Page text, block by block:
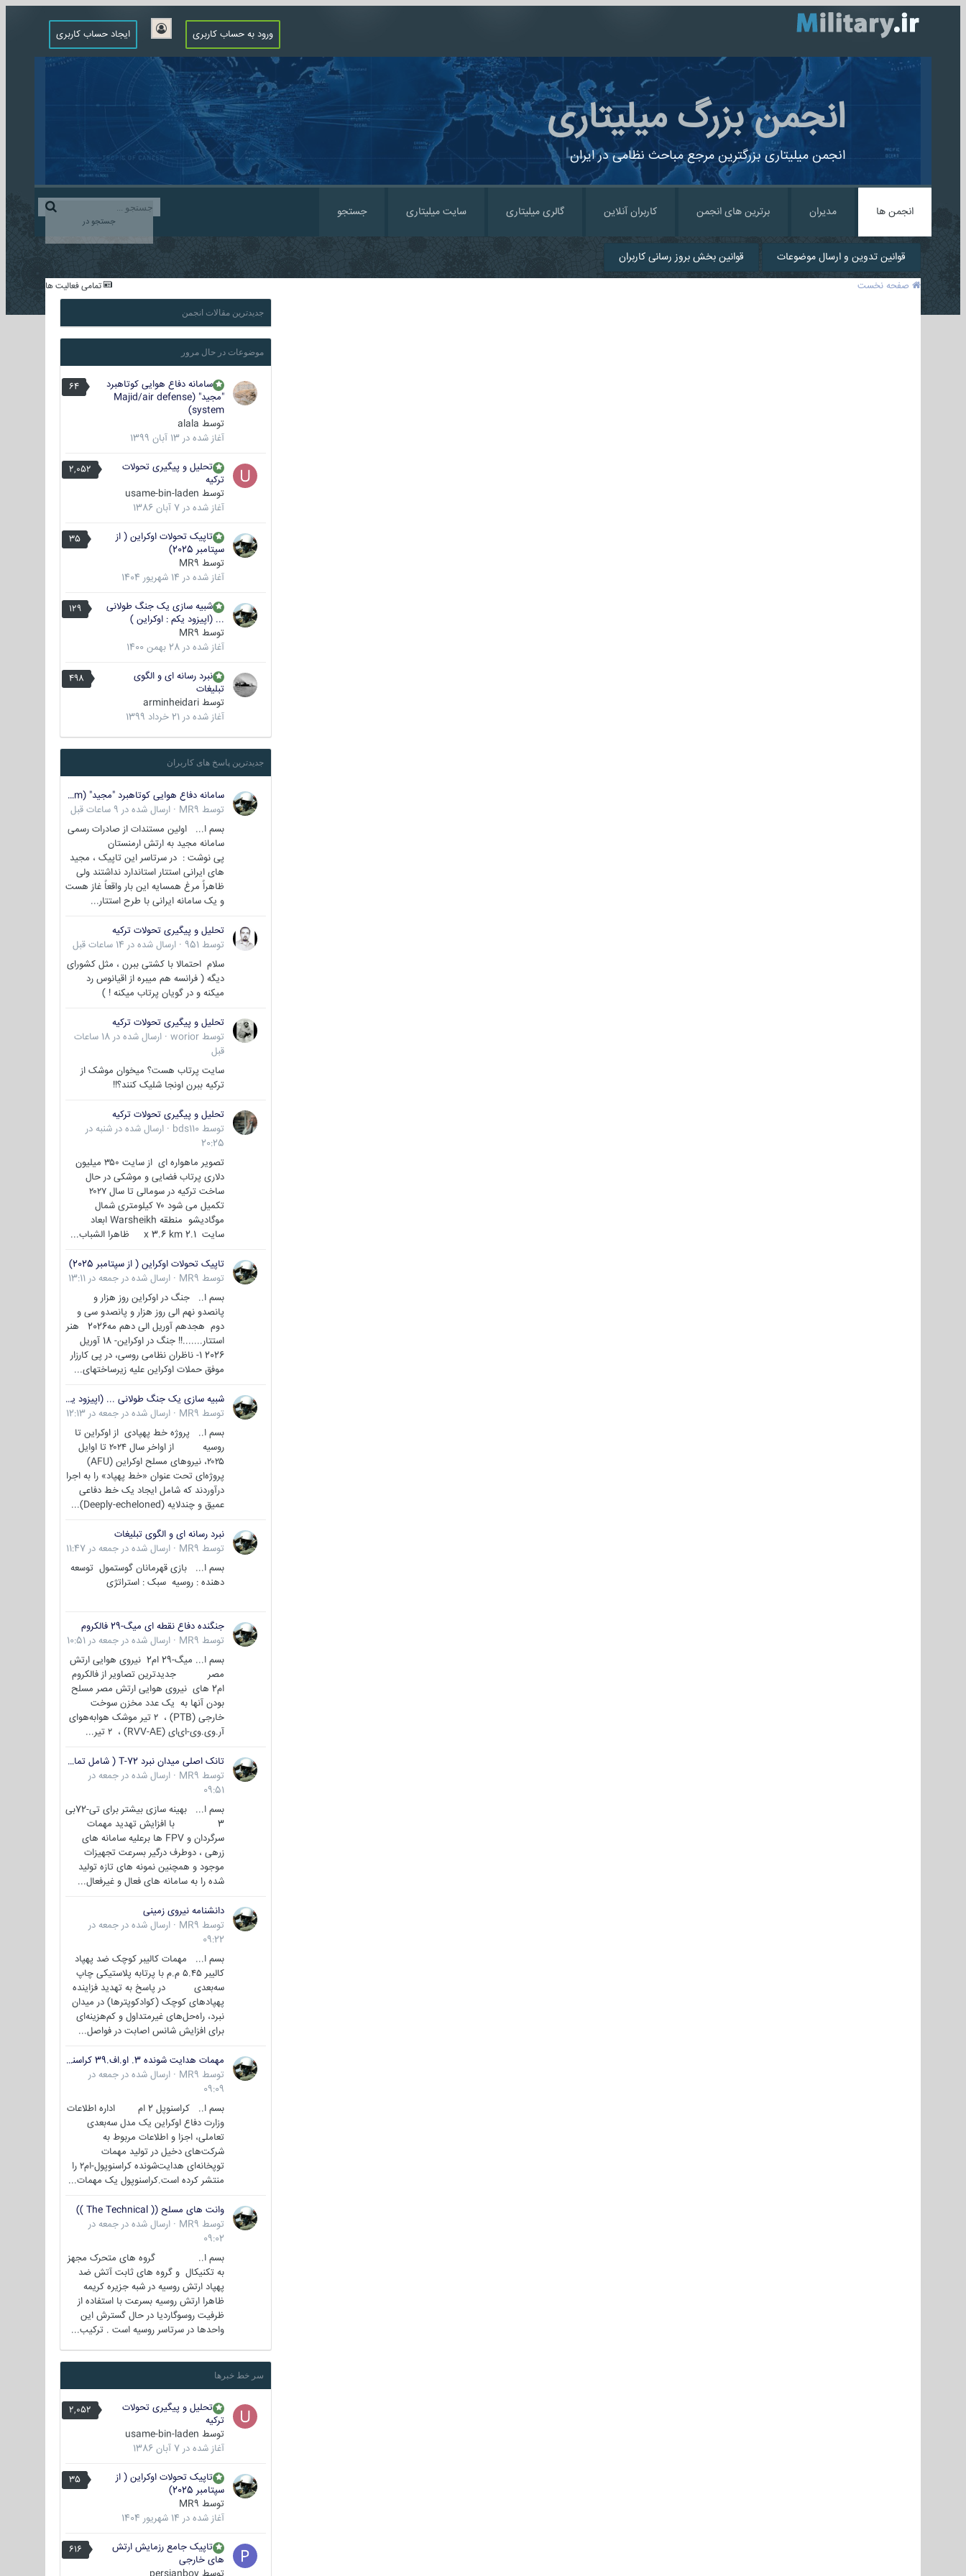
ورود به حساب کاربری ایجاد حساب کاربری
انجمن بزرگ میلیتاری
انجمن میلیتاری بزرگترین مرجع مباحث نظامی در ایران
جستجو در
انجمن ها مدیران برترین های انجمن کاربران آنلاین گالری میلیتاری سایت میلیتاری جستجو
قوانین تدوین و ارسال موضوعات قوانین بخش بروز رسانی کاربران
تمامی فعالیت ها صفحه نخست
جدیدترین مقالات انجمن
موضوعات در حال مرور
64
سامانه دفاع هوایی کوتاهبرد
"مجید" (Majid/air defense
system)
توسط alala
آغاز شده در 13 آبان 1399
2,052
تحلیل و پیگیری تحولات
ترکیه
توسط usame-bin-laden
آغاز شده در 7 آبان 1386
35
تاپیک تحولات اوکراین ( از
سپتامبر 2025)
توسط MR9
آغاز شده در 14 شهریور 1404
129
شبیه سازی یک جنگ طولانی
... (اپیزود یکم : اوکراین )
توسط MR9
آغاز شده در 28 بهمن 1400
498
نبرد رسانه ای و الگوی
تبلیغات
توسط arminheidari
آغاز شده در 21 خرداد 1399
جدیدترین پاسخ های کاربران
سامانه دفاع هوایی کوتاهبرد "مجید" (Majid/air defense system)
توسط MR9
· ارسال شده در 9 ساعات قبل
بسم ا... اولین مستندات از صادرات رسمی
سامانه مجید به ارتش ارمنستان
پی نوشت : در سرتاسر این تاپیک ، مجید
های ایرانی استتار استاندارد نداشتند ولی
ظاهراً مرغ همسایه این بار واقعاً غاز هست
و یک سامانه ایرانی با طرح استتار...
تحلیل و پیگیری تحولات ترکیه
توسط 951
· ارسال شده در 14 ساعات قبل
سلام احتمالا با کشتی ببرن ، مثل کشورای
دیگه ( فرانسه هم میبره از اقیانوس رد
میکنه و در گویان پرتاب میکنه ! )
تحلیل و پیگیری تحولات ترکیه
توسط worior
· ارسال شده در
18 ساعات
قبل
سایت پرتاب هست؟ میخوان موشک از
ترکیه ببرن اونجا شلیک کنند؟!!
تحلیل و پیگیری تحولات ترکیه
توسط bds110
· ارسال شده در شنبه در
20:25
تصویر ماهواره ای از سایت ۳۵۰ میلیون
دلاری پرتاب فضایی و موشکی در حال
ساخت ترکیه در سومالی تا سال ۲۰۲۷
تکمیل می شود ۷۰ کیلومتری شمال
موگادیشو منطقه Warsheikh ابعاد
سایت 2.1 x 3.6 km ظاهرا الشباب...
تاپیک تحولات اوکراین ( از سپتامبر 2025)
توسط MR9
· ارسال شده در جمعه در 13:11
بسم ا.. جنگ در اوکراین روز هزار و
پانصدو نهم الی روز هزار و پانصدو سی و
دوم هجدهم آوریل الی دهم مه2026 هنر
استتار.......!! جنگ در اوکراین- 18 آوریل
2026 1- ناظران نظامی روسی، در پی کارزار
موفق حملات اوکراین علیه زیرساختهای...
شبیه سازی یک جنگ طولانی ... (اپیزود یکم : اوکراین )
توسط MR9
· ارسال شده در جمعه در 12:13
بسم ا.. پروژه خط پهپادی از اوکراین تا
روسیه از اواخر سال ۲۰۲۴ تا اوایل
۲۰۲۵، نیروهای مسلح اوکراین (AFU)
پروژه‌ای تحت عنوان «خط پهپاد» را به اجرا
درآوردند که شامل ایجاد یک خط دفاعی
عمیق و چندلایه (Deeply-echeloned)...
نبرد رسانه ای و الگوی تبلیغات
توسط MR9
· ارسال شده در جمعه در 11:47
بسم ا... بازی قهرمانان گوستمول توسعه
دهنده : روسیه سبک : استراتژی
جنگنده دفاع نقطه ای میگ-29 فالکروم
توسط MR9
· ارسال شده در جمعه در 10:51
بسم ا... میگ-29 ام2 نیروی هوایی ارتش
مصر جدیدترین تصاویر از فالکروم
ام2 های نیروی هوایی ارتش مصر مسلح
بودن آنها به یک عدد مخزن سوخت
خارجی (PTB) ، ۲ تیر موشک هوابه‌هوای
آر.وی.وی-ای‌ای (RVV-AE) ، ۲ تیر...
تانک اصلی میدان نبرد T-72 ( شامل تمامی گونه ها )
توسط MR9
· ارسال شده در جمعه در
09:51
بسم ا... بهینه سازی بیشتر برای تی-72بی
3 با افزایش تهدید مهمات
سرگردان و FPV ها برعلیه سامانه های
زرهی ، دوطرف درگیر بسرعت تجهیزات
موجود و همچنین نمونه های تازه تولید
شده را به سامانه های فعال و غیرفعال...
دانشنامه نیروی زمینی
توسط MR9
· ارسال شده در جمعه در
09:22
بسم ا... مهمات کالیبر کوچک ضد پهپاد
کالیبر ۵.۴۵ م.م با پرتابه پلاستیکی چاپ
سه‌بعدی در پاسخ به تهدید فزاینده
پهپادهای کوچک (کوادکوپترها) در میدان
نبرد، راه‌حل‌های غیرمتداول و کم‌هزینه‌ای
برای افزایش شانس اصابت در فواصل...
مهمات هدایت شونده 3. او.اف.39 کراسنوپل/بصیر( Krasnopol 3OF39 )
توسط MR9
· ارسال شده در جمعه در
09:09
بسم ا.. کراسنوپل 2 ام اداره اطلاعات
وزارت دفاع اوکراین یک مدل سه‌بعدی
تعاملی، اجزا و اطلاعات مربوط به
شرکت‌های دخیل در تولید مهمات
توپخانه‌ای هدایت‌شونده کراسنوپول-ام۲ را
منتشر کرده است.کراسنوپول یک مهمات...
وانت های مسلح (( The Technical ))
توسط MR9
· ارسال شده در جمعه در
09:02
بسم ا.. گروه های متحرک مجهز
به تکنیکال و گروه های ثابت آتش ضد
پهپاد ارتش روسیه در شبه جزیره کریمه
ظاهرا ارتش روسیه بسرعت با استفاده از
ظرفیت روسوگاردیا در حال گسترش این
واحدها در سرتاسر روسیه است . ترکیب...
سر خط خبرها
2,052
تحلیل و پیگیری تحولات
ترکیه
توسط usame-bin-laden
آغاز شده در 7 آبان 1386
35
تاپیک تحولات اوکراین ( از
سپتامبر 2025)
توسط MR9
آغاز شده در 14 شهریور 1404
616
تاپیک جامع رزمایش ارتش
های خارجی